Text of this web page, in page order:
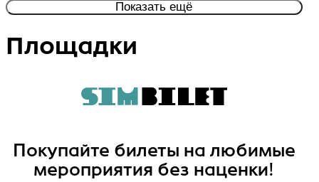
Показать ещё
Площадки
Покупайте билеты на любимые
мероприятия без наценки!